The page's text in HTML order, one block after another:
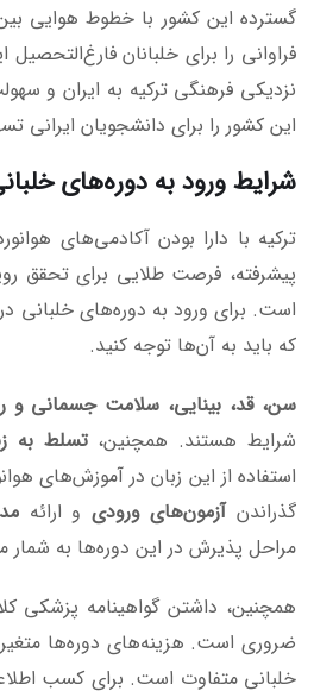
گسترده این کشور با خطوط هوایی
فراوانی را برای خلبانان
نزدیکی فرهنگی ترکیه به ایران و
این کشور را برای دانشجویان ایرانی
شرایط ورود به دوره‌های
ترکیه با دارا بودن آکادمی‌های
پیشرفته، فرصت طلایی برای تحقق
است. برای ورود به دوره‌های خلبانی
که باید به آن‌ها توجه کنید.
سن، قد، بینایی، سلامت جسمانی و
شرایط هستند. همچنین،تسلط به
استفاده از این زبان در آموزش‌های
گذراندنآزمون‌های ورودی و ارائه
مراحل پذیرش در این دوره‌ها به شمار
ضروری است. هزینه‌های دوره‌ها
خلبانی متفاوت است. برای کسب